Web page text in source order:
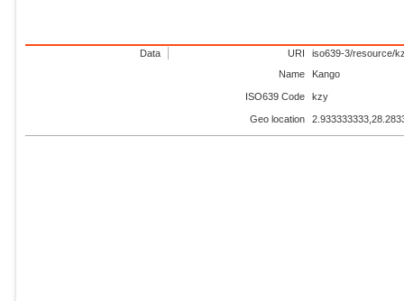
Data URI
iso639-3/resource/
Name
Kango
ISO639 Code kzy
Geo location